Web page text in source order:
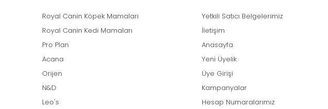
Royal Canin Köpek Mamaları
Royal Canin Kedi Mamaları
Pro Plan
Acana
Orijen
N&D
Leo's
Yetkili Satıcı Belgelerimiz
İletişim
Anasayfa
Yeni Üyelik
Üye Girişi
Kampanyalar
Hesap Numaralarımız